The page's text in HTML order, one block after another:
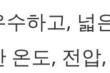
수하고, 넓
온도, 전압